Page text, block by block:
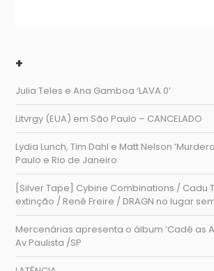
+
Julia Teles e Ana Gamboa ‘LAVA 0’
Litvrgy (EUA) em São Paulo – CANCELADO
Lydia Lunch, Tim Dahl e Matt Nelson
Paulo e Rio de Janeiro
[Silver Tape] Cybine Combinations / Cadu
extinção / Renê Freire / DRAGN no lugar
Mercenárias apresenta o álbum ‘Cadê as
Av Paulista /SP